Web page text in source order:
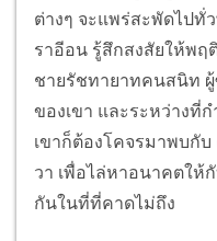
ต่างๆ จะแพร่สะพัดไป
ราอีอน รู้สึกสงสัยให้พ
ชายรัชทายาทคนสนิท ผู้
ของเขา และระหว่างที่
เขาก็ต้องโคจรมาพบกั
วา เพื่อไล่หาอนาคตให้
กันในที่ที่คาดไม่ถึง